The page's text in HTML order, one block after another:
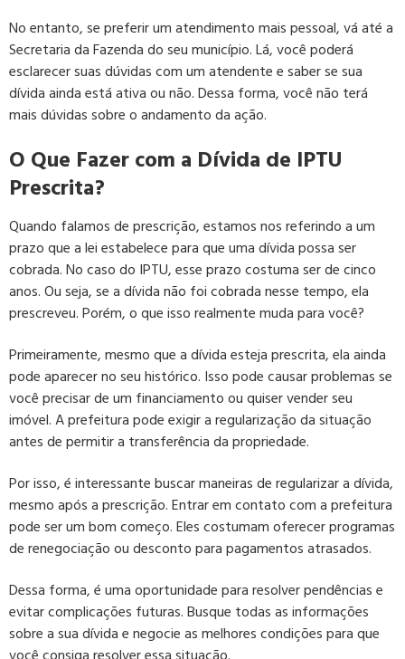
No entanto, se preferir um atendimento mais pessoal, vá até a
Secretaria da Fazenda do seu município. Lá, você poderá
esclarecer suas dúvidas com um atendente e saber se sua
dívida ainda está ativa ou não. Dessa forma, você não terá
mais dúvidas sobre o andamento da ação.
O Que Fazer com a Dívida de IPTU
Prescrita?
Quando falamos de prescrição, estamos nos referindo a um
prazo que a lei estabelece para que uma dívida possa ser
cobrada. No caso do IPTU, esse prazo costuma ser de cinco
anos. Ou seja, se a dívida não foi cobrada nesse tempo, ela
prescreveu. Porém, o que isso realmente muda para você?
Primeiramente, mesmo que a dívida esteja prescrita, ela ainda
pode aparecer no seu histórico. Isso pode causar problemas se
você precisar de um financiamento ou quiser vender seu
imóvel. A prefeitura pode exigir a regularização da situação
antes de permitir a transferência da propriedade.
Por isso, é interessante buscar maneiras de regularizar a dívida,
mesmo após a prescrição. Entrar em contato com a prefeitura
pode ser um bom começo. Eles costumam oferecer programas
de renegociação ou desconto para pagamentos atrasados.
Dessa forma, é uma oportunidade para resolver pendências e
evitar complicações futuras. Busque todas as informações
sobre a sua dívida e negocie as melhores condições para que